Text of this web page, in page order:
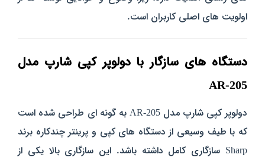
اولویت‌ های اصلی کاربران است.
دستگاه‌ های سازگار با دولوپر کپی شارپ مدل
AR-205
دولوپر کپی شارپ مدل AR-205 به‌ گونه‌ ای طراحی شده است
که با طیف وسیعی از دستگاه‌ های کپی و پرینتر چندکاره برند
Sharp سازگاری کامل داشته باشد. این سازگاری بالا یکی از